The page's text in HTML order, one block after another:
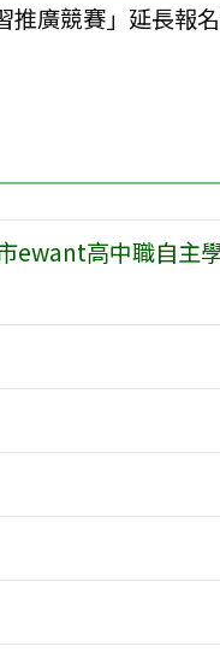
廣競賽」延長報
ewant高中職自主